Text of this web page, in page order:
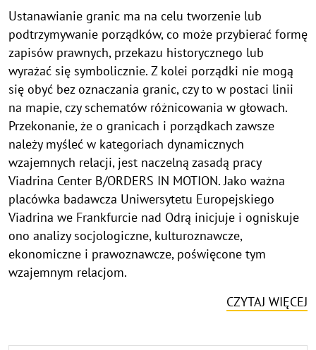
Ustanawianie granic ma na celu tworzenie lub
podtrzymywanie porządków, co może przybierać formę
zapisów prawnych, przekazu historycznego lub
wyrażać się symbolicznie. Z kolei porządki nie mogą
się obyć bez oznaczania granic, czy to w postaci linii
na mapie, czy schematów różnicowania w głowach.
Przekonanie, że o granicach i porządkach zawsze
należy myśleć w kategoriach dynamicznych
wzajemnych relacji, jest naczelną zasadą pracy
Viadrina Center B/ORDERS IN MOTION. Jako ważna
placówka badawcza Uniwersytetu Europejskiego
Viadrina we Frankfurcie nad Odrą inicjuje i ogniskuje
ono analizy socjologiczne, kulturoznawcze,
ekonomiczne i prawoznawcze, poświęcone tym
wzajemnym relacjom.
CZYTAJ WIĘCEJ